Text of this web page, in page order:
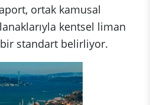
ortak kamusal
kentsel liman
standart belirliyor.